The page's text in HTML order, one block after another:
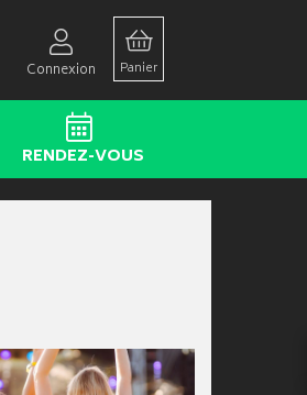
Connexion Panier
RENDEZ-VOUS